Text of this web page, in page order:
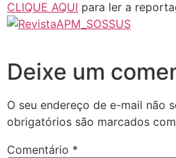
CLIQUE AQUI para ler a
Deixe um
O seu endereço de e-mail não
obrigatórios são marcados com
Comentário *